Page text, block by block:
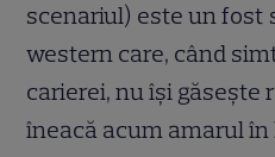
scenariul) este un fost
western care, când
carierei, nu îşi găseşte
îneacă acum amarul în